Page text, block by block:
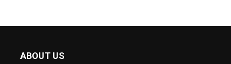
ABOUT US